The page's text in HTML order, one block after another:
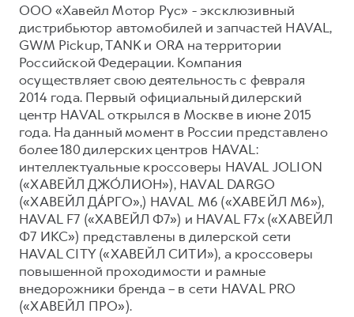
ООО «Хавейл Мотор Рус» - эксклюзивный
дистрибьютор автомобилей и запчастей HAVAL,
GWM Pickup, TANK и ORA на территории
Российской Федерации. Компания
осуществляет свою деятельность с февраля
2014 года. Первый официальный дилерский
центр HAVAL открылся в Москве в июне 2015
года. На данный момент в России представлено
более 180 дилерских центров HAVAL:
интеллектуальные кроссоверы HAVAL JOLION
(«ХАВЕЙЛ ДЖО́ЛИОН»), HAVAL DARGO
(«ХАВЕЙЛ ДА́РГО»,) HAVAL М6 («ХАВЕЙЛ M6»),
HAVAL F7 («ХАВЕЙЛ Ф7») и HAVAL F7x («ХАВЕЙЛ
Ф7 ИКС») представлены в дилерской сети
HAVAL CITY («ХАВЕЙЛ СИТИ»), а кроссоверы
повышенной проходимости и рамные
внедорожники бренда – в сети HAVAL PRO
(«ХАВЕЙЛ ПРО»).